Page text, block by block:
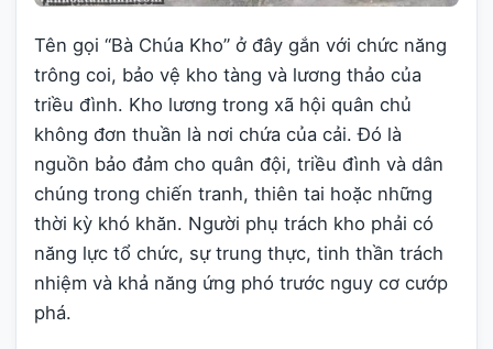
Tên gọi “Bà Chúa Kho” ở đây gắn với chức năng
trông coi, bảo vệ kho tàng và lương thảo của
triều đình. Kho lương trong xã hội quân chủ
không đơn thuần là nơi chứa của cải. Đó là
nguồn bảo đảm cho quân đội, triều đình và dân
chúng trong chiến tranh, thiên tai hoặc những
thời kỳ khó khăn. Người phụ trách kho phải có
năng lực tổ chức, sự trung thực, tinh thần trách
nhiệm và khả năng ứng phó trước nguy cơ cướp
phá.